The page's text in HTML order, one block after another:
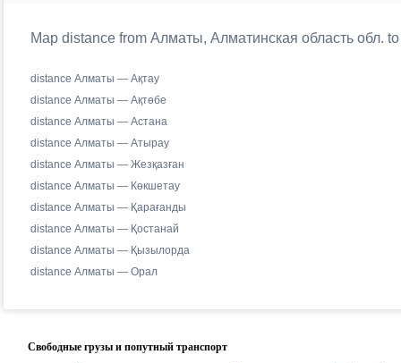
Map distance from Алматы, Алматинская область обл.
distance Алматы — Ақтау
distance Алматы — Ақтөбе
distance Алматы — Астана
distance Алматы — Атырау
distance Алматы — Жезқазған
distance Алматы — Көкшетау
distance Алматы — Қарағанды
distance Алматы — Қостанай
distance Алматы — Қызылорда
distance Алматы — Орал
Свободные грузы и попутный транспорт